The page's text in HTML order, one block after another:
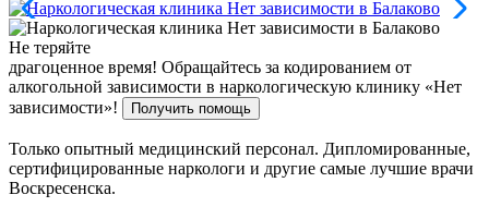
Не теряйте
драгоценное время! Обращайтесь за кодированием от
алкогольной зависимости в наркологическую клинику «Нет
зависимости»!
Получить помощь
Только опытный медицинский персонал. Дипломированные,
сертифицированные наркологи и другие самые лучшие врачи
Воскресенска.